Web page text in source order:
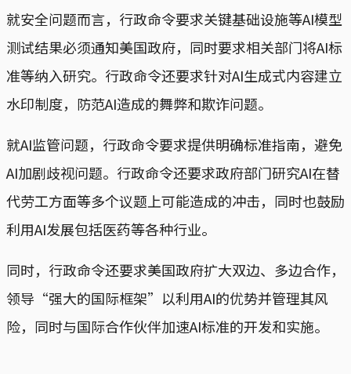
就安全问题而言，行政命令要求关键基础设施等AI模型
测试结果必须通知美国政府，同时要求相关部门将AI标
准等纳入研究。行政命令还要求针对AI生成式内容建立
水印制度，防范AI造成的舞弊和欺诈问题。
就AI监管问题，行政命令要求提供明确标准指南，避免
AI加剧歧视问题。行政命令还要求政府部门研究AI在替
代劳工方面等多个议题上可能造成的冲击，同时也鼓励
利用AI发展包括医药等各种行业。
同时，行政命令还要求美国政府扩大双边、多边合作，
领导“强大的国际框架”以利用AI的优势并管理其风
险，同时与国际合作伙伴加速AI标准的开发和实施。